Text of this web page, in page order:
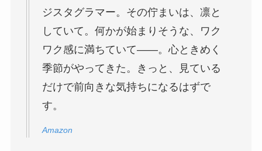
ジスタグラマー。その佇まいは、凛と
していて。何かが始まりそうな、ワク
ワク感に満ちていて——。心ときめく
季節がやってきた。きっと、見ている
だけで前向きな気持ちになるはずで
す。
Amazon